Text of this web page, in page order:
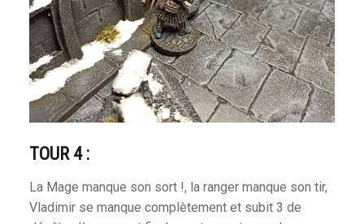
Deep
TOUR 4 :
La Mage manque son sort !, la ranger manque son tir,
Vladimir se manque complètement et subit 3 de